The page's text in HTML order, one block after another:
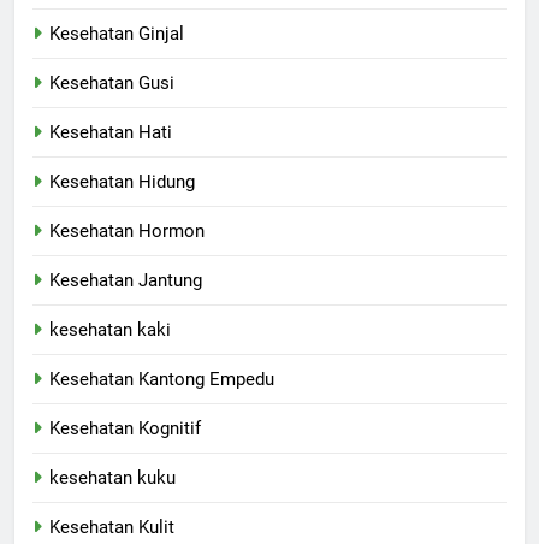
Kesehatan Ginjal
Kesehatan Gusi
Kesehatan Hati
Kesehatan Hidung
Kesehatan Hormon
Kesehatan Jantung
kesehatan kaki
Kesehatan Kantong Empedu
Kesehatan Kognitif
kesehatan kuku
Kesehatan Kulit